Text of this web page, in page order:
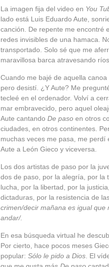
La imagen fija del video en You
lado está Luis Eduardo Aute,
canción. De repente me encontré
redes invisibles de una hamaca.
transportado. Solo sé que me
maravillosa barca atravesando
Cuando me bajé de aquella
pero desistí. ¿Y Aute? Me
tecleé en el ordenador. Volví a
mar embravecido, pero aquel
Aute cantando De paso en otros
ciudades, en otros continentes.
muchas veces me pasa, me perdí
Aute a León Gieco y viceversa.
Los dos artistas de paso por la
dos de paso, por la alegría, por la
lucha, por la libertad, por la
dictaduras, por la resistencia de
crimen/decir mañana es igual que
andar/.
En esa búsqueda virtual he
Por cierto, hace pocos meses
popular: Sólo le pido a Dios . El